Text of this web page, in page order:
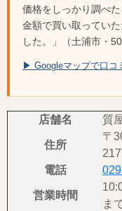
価格をしっかり調べ
金額で買い取ってい
した。」（土浦市・50
▶ Googleマップで口コ
店舗名 質
住所
〒
電話
営業時間
ま